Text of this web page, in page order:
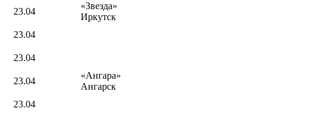
23.04
«Звезда»
Иркутск
23.04
23.04
23.04
«Ангара»
Ангарск
23.04